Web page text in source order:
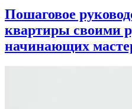
Пошаговое
квартиры своими
начинающих